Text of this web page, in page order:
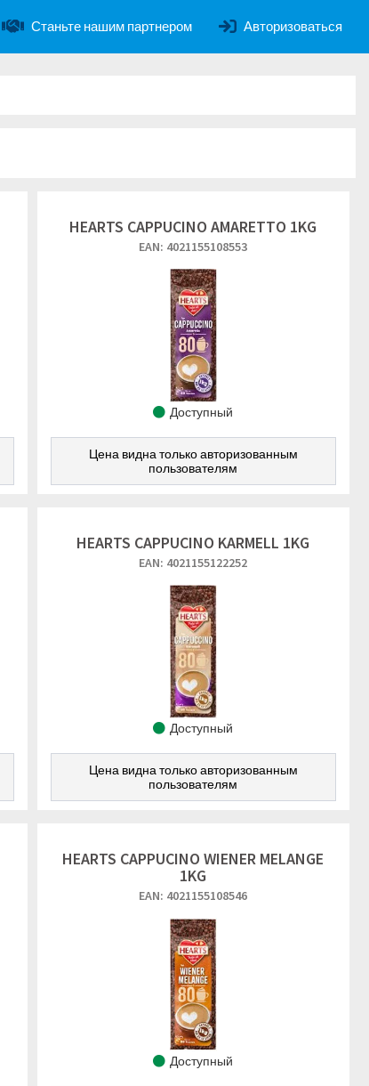
Станьте нашим партнером Авторизоваться
HEARTS CAPPUCINO AMARETTO 1KG
EAN: 4021155108553
Доступный
Цена видна только авторизованным
пользователям
HEARTS CAPPUCINO KARMELL 1KG
EAN: 4021155122252
Доступный
Цена видна только авторизованным
пользователям
HEARTS CAPPUCINO WIENER MELANGE
1KG
EAN: 4021155108546
Доступный